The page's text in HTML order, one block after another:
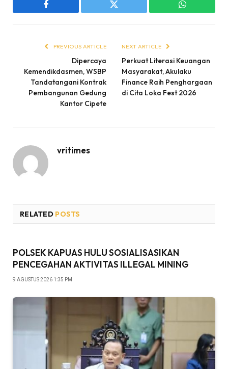
Facebook Twitter WhatsApp
PREVIOUS ARTICLE
Dipercaya
Kemendikdasmen, WSBP
Tandatangani Kontrak
Pembangunan Gedung
Kantor Cipete
NEXT ARTICLE
Perkuat Literasi Keuangan
Masyarakat, Akulaku
Finance Raih Penghargaan
di Cita Loka Fest 2026
vritimes
RELATED POSTS
POLSEK KAPUAS HULU SOSIALISASIKAN
PENCEGAHAN AKTIVITAS ILLEGAL MINING
9 AGUSTUS 2026 1:35 PM